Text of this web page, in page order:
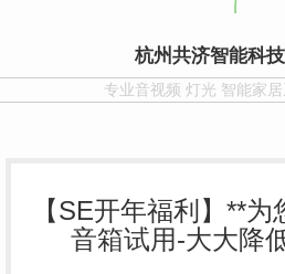
杭州共济智能科
专业音视频 灯光 智能家
【SE开年福利】**
音箱试用-大大降